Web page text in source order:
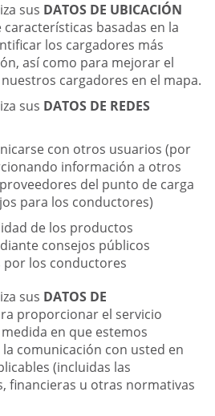
sus DATOS DE UBICACIÓN
basadas en la
los cargadores más
así como para mejorar el
cargadores en el mapa.
sus DATOS DE REDES
con otros usuarios (por
información a otros
del punto de carga
para los conductores)
de los productos
consejos públicos
los conductores
sus DATOS DE
proporcionar el servicio
en que estemos
comunicación con usted en
(incluidas las
financieras u otras normativas